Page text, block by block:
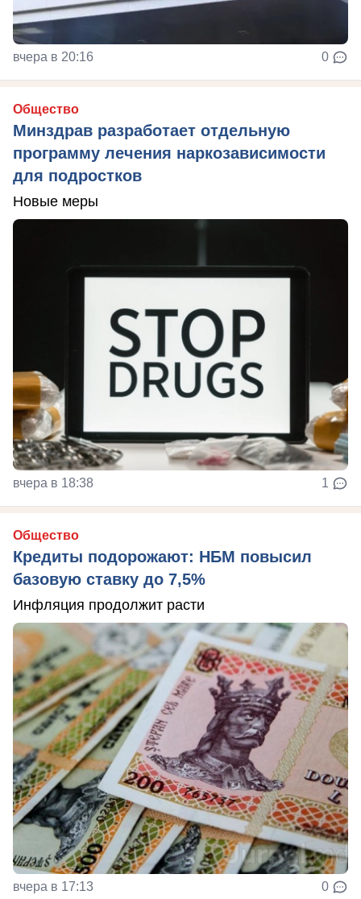
вчера в 20:16 0
Общество
Минздрав разработает отдельную
программу лечения наркозависимости
для подростков
Новые меры
вчера в 18:38 1
Общество
Кредиты подорожают: НБМ повысил
базовую ставку до 7,5%
Инфляция продолжит расти
вчера в 17:13 0